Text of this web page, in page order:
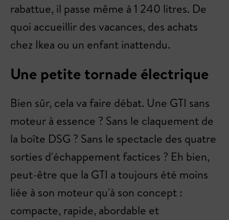
rabattue, il passe même à 1 240 litres. De
quoi accueillir des vacances, des achats
chez Ikea ou un enfant inattendu.
Une petite tornade électrique
Bien sûr, cela va faire débat. Une GTI sans
moteur à essence ? Sans le claquement de
la boîte DSG ? Sans le spectacle des quatre
sorties d'échappement factices ? Eh bien,
peut-être que la GTI a toujours été moins
liée à son moteur qu'à son concept :
compacte, rapide, abordable et